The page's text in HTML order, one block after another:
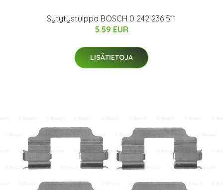
Sytytystulppa BOSCH 0 242 236 511
5.59 EUR
LISÄTIETOJA